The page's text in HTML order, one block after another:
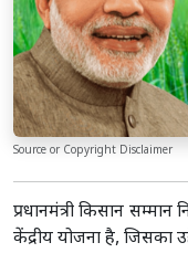
Source or Copyright Disclaimer
प्रधानमंत्री किसान
केंद्रीय योजना है, जिसका